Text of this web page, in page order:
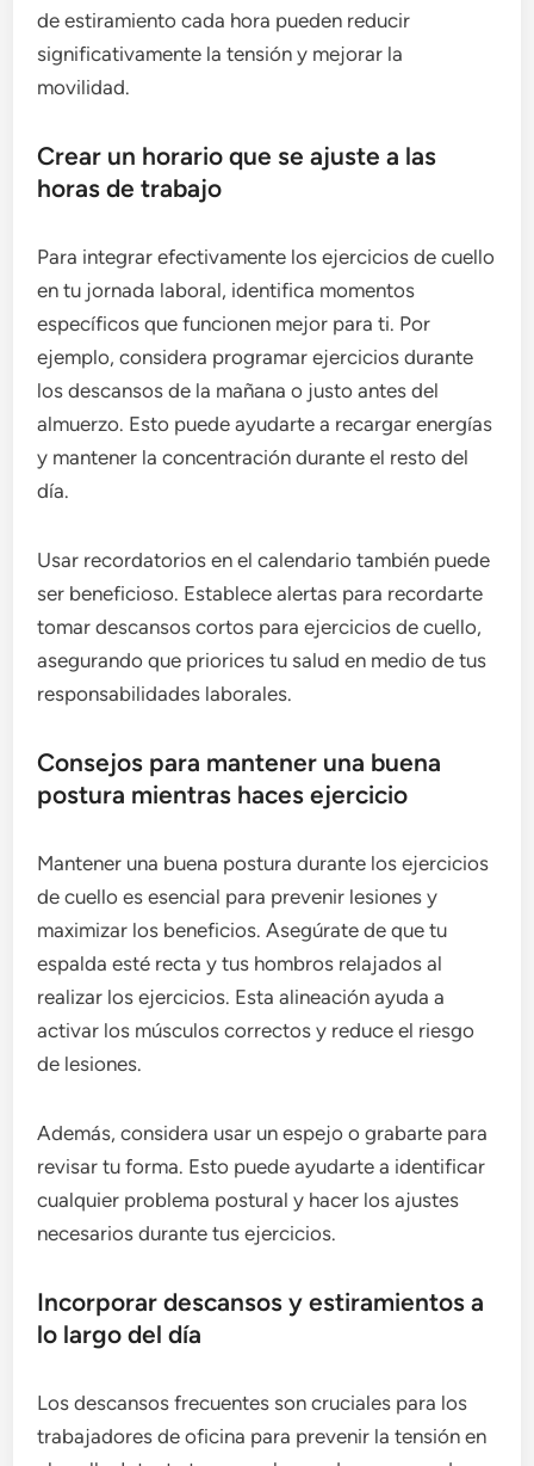
de estiramiento cada hora pueden reducir
significativamente la tensión y mejorar la
movilidad.
Crear un horario que se ajuste a las
horas de trabajo
Para integrar efectivamente los ejercicios de cuello
en tu jornada laboral, identifica momentos
específicos que funcionen mejor para ti. Por
ejemplo, considera programar ejercicios durante
los descansos de la mañana o justo antes del
almuerzo. Esto puede ayudarte a recargar energías
y mantener la concentración durante el resto del
día.
Usar recordatorios en el calendario también puede
ser beneficioso. Establece alertas para recordarte
tomar descansos cortos para ejercicios de cuello,
asegurando que priorices tu salud en medio de tus
responsabilidades laborales.
Consejos para mantener una buena
postura mientras haces ejercicio
Mantener una buena postura durante los ejercicios
de cuello es esencial para prevenir lesiones y
maximizar los beneficios. Asegúrate de que tu
espalda esté recta y tus hombros relajados al
realizar los ejercicios. Esta alineación ayuda a
activar los músculos correctos y reduce el riesgo
de lesiones.
Además, considera usar un espejo o grabarte para
revisar tu forma. Esto puede ayudarte a identificar
cualquier problema postural y hacer los ajustes
necesarios durante tus ejercicios.
Incorporar descansos y estiramientos a
lo largo del día
Los descansos frecuentes son cruciales para los
trabajadores de oficina para prevenir la tensión en